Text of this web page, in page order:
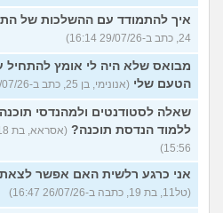
איך להתמודד עם ההשלכות של
24, כתב ב-29/07/26 16:14)
מבואס שלא היה לי אומץ להתחיל
הטעם שלי (אנונימי, בן 25, כתב ב-29/07/26 16:05)
שאלה לסטודנטים ולמהנדסי
ללמוד הנדסת תוכנה?
15:56)
אני כרגע רלשית האם אפשר
(טל11, בת 19, כתבה ב-26/07/26 16:47)